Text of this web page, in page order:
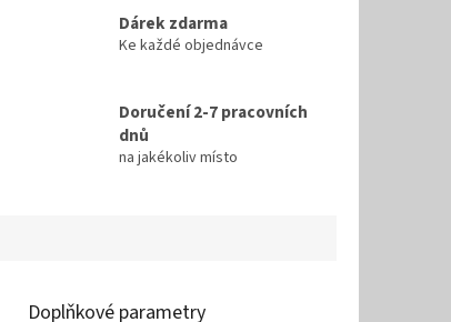
Dárek zdarma
Ke každé objednávce
Doručení 2-7 pracovních
dnů
na jakékoliv místo
Doplňkové parametry